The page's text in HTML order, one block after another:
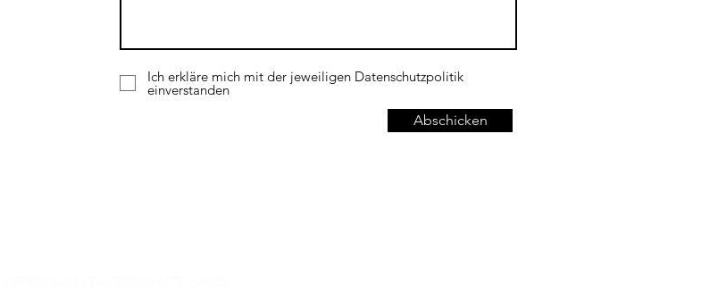
Ich erkläre mich mit der jeweiligen Datenschutzpolitik
einverstanden
Abschicken